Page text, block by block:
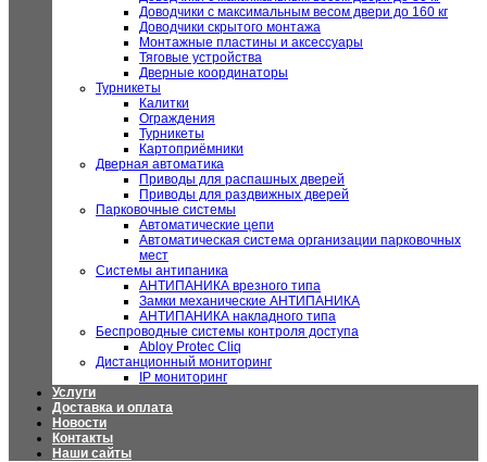
Доводчики с максимальным весом двери до 160 кг
Доводчики скрытого монтажа
Монтажные пластины и аксессуары
Тяговые устройства
Дверные координаторы
Турникеты
Калитки
Ограждения
Турникеты
Картоприёмники
Дверная автоматика
Приводы для распашных дверей
Приводы для раздвижных дверей
Парковочные системы
Автоматические цепи
Автоматическая система организации парковочных
мест
Системы антипаника
АНТИПАНИКА врезного типа
Замки механические АНТИПАНИКА
АНТИПАНИКА накладного типа
Беспроводные системы контроля доступа
Abloy Protec Cliq
Дистанционный мониторинг
IP мониторинг
Услуги
Доставка и оплата
Новости
Контакты
Наши сайты